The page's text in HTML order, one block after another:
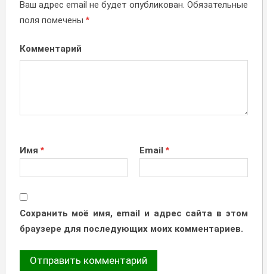
Ваш адрес email не будет опубликован. Обязательные
поля помечены *
Комментарий
Имя * Email *
Сохранить моё имя, email и адрес сайта в этом
браузере для последующих моих комментариев.